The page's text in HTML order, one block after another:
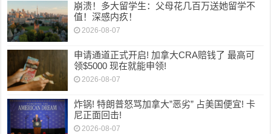
崩溃！多大留学生：父母花几百万送她留学不
值！深感内疚！
2026-08-07
申请通道正式开启! 加拿大CRA赔钱了 最高可
领$5000 现在就能申领!
2026-08-07
炸锅! 特朗普怒骂加拿大”恶劣” 占美国便宜! 卡
尼正面回击!
2026-08-07